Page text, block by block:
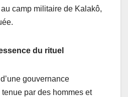
camp militaire de Kalakô,
du rituel
gouvernance
par des hommes et